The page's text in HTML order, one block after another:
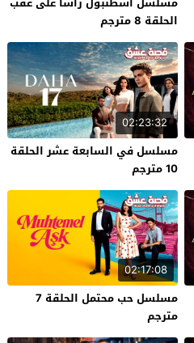
الحلقة 8 مترجم
02:23:32
مسلسل في السابعة عشر الحلقة
10 مترجم
02:17:08
مسلسل حب محتمل الحلقة 7
مترجم